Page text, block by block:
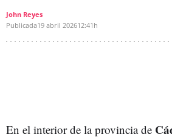
John Reyes
Publicada19 abril 202612:41h
En el interior de la provincia de